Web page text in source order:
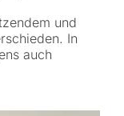
und
In
auch